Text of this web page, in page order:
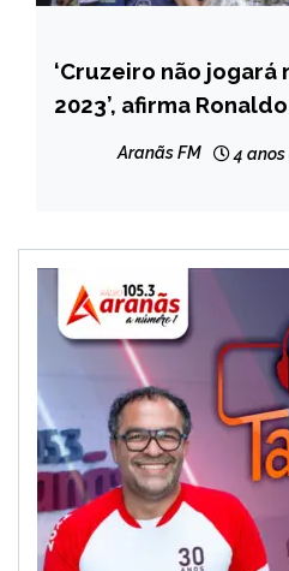
ESPORTES
‘Cruzeiro não jogará
2023’, afirma
Aranãs FM 4 anos